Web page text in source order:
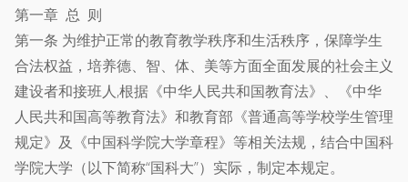
第一章 总 则
第一条 为维护正常的教育教学秩序和生活秩序，保障学生
合法权益，培养德、智、体、美等方面全面发展的社会主义
建设者和接班人,根据《中华人民共和国教育法》、《中华
人民共和国高等教育法》和教育部《普通高等学校学生管理
规定》及《中国科学院大学章程》等相关法规，结合中国科
学院大学（以下简称“国科大”）实际，制定本规定。